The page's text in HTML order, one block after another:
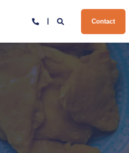
Contact